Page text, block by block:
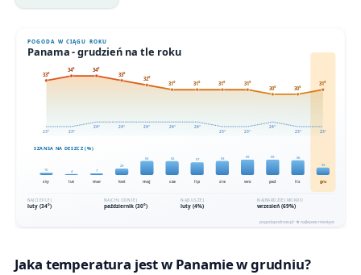
Jaka temperatura jest w Panamie w grudniu?